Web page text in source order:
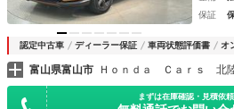
保証
認定中古車 ディーラー保証 車両状態評価書 オ
富山県富山市 Ｈｏｎｄａ Ｃａｒｓ 北
まずは在庫確認・見積依頼